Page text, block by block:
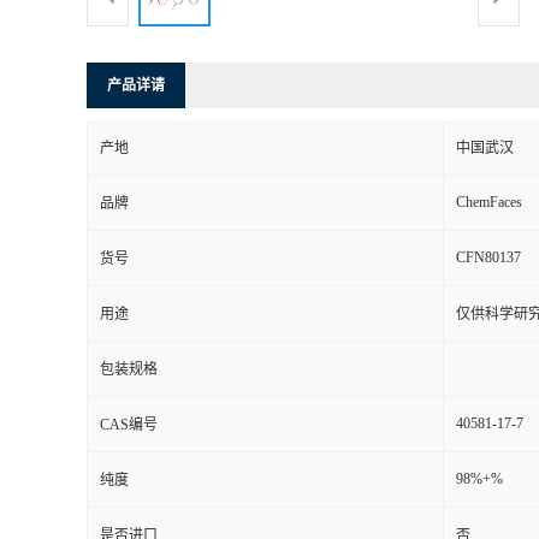
产品详请
产地 中国武汉
品牌 ChemFaces
货号 CFN80137
用途 仅供科学研
包装规格
CAS编号 40581-17-7
纯度 98%+%
是否进口 否